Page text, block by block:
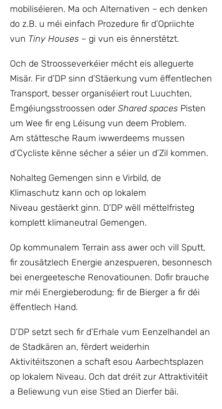
mobiliséieren. Ma och Alternativen – ech denken
do z.B. u méi einfach Prozedure fir d’Opriichte
vun Tiny Houses – gi vun eis ënnerstëtzt.
Och de Stroosseverkéier mécht eis alleguerte
Misär. Fir d’DP sinn d’Stäerkung vum ëffentlechen
Transport, besser organiséiert rout Luuchten,
Ëmgéiungsstroossen oder Shared spaces Pisten
um Wee fir eng Léisung vun deem Problem.
Am stättesche Raum iwwerdeems mussen
d’Cycliste kënne sécher a séier un d’Zil kommen.
Nohalteg Gemengen sinn e Virbild, de
Klimaschutz kann och op lokalem
Niveau gestäerkt ginn. D’DP wëll mëttelfristeg
komplett klimaneutral Gemengen.
Op kommunalem Terrain ass awer och vill Sputt,
fir zousätzlech Energie anzespueren, besonnesch
bei energeetesche Renovatiounen. Dofir brauche
mir méi Energieberodung; fir de Bierger a fir déi
ëffentlech Hand.
D’DP setzt sech fir d’Erhale vum Eenzelhandel an
de Stadkären an, fërdert weiderhin
Aktivitéitszonen a schaft esou Aarbechtsplazen
op lokalem Niveau. Och dat dréit zur Attraktivitéit
a Beliewung vun eise Stied an Dierfer bäi.